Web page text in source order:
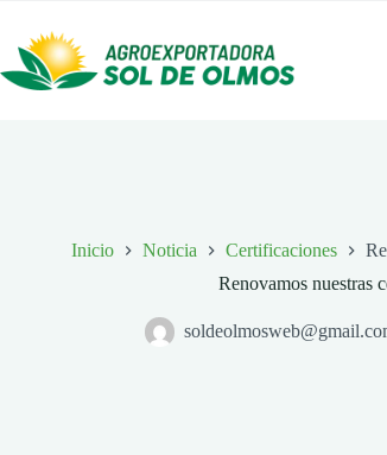
contenido
Inicio Noticia Certificaciones
Renovamos nuestras